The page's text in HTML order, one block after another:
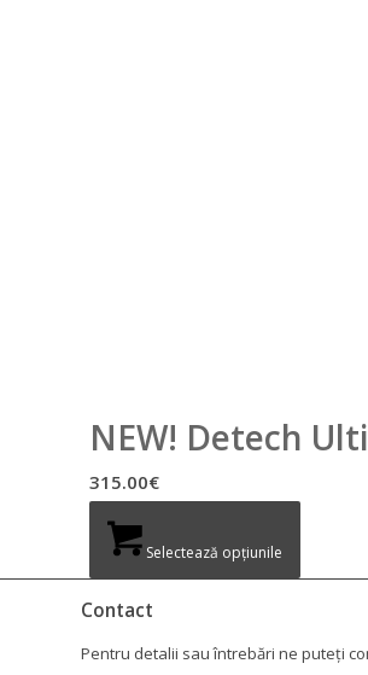
NEW! Detech
315.00€
Selectează opțiunile
Contact
Pentru detalii sau întrebări ne puteți